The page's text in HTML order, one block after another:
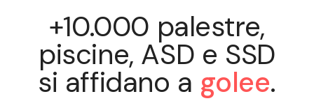
+10.000 palestre,
piscine, ASD e SSD
si affidano a golee.